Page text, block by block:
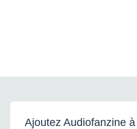
Ajoutez Audiofanzine